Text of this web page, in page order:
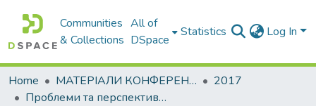
Communities
& Collections
All of
DSpace
Statistics Log In
Home МАТЕРІАЛИ КОНФЕРЕНЦІЙ
2017
Проблеми та перспективи розвитку підприємництва